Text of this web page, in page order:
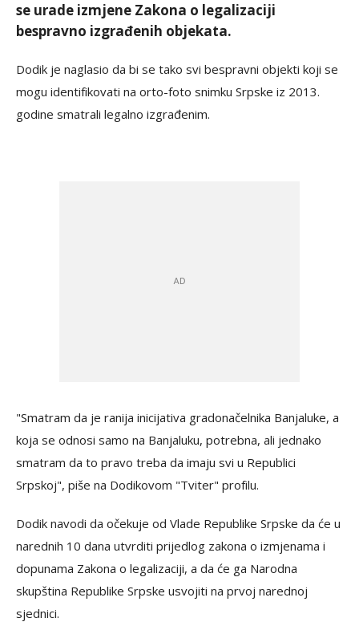
se urade izmjene Zakona o legalizaciji
bespravno izgrađenih objekata.
Dodik je naglasio da bi se tako svi bespravni objekti koji se
mogu identifikovati na orto-foto snimku Srpske iz 2013.
godine smatrali legalno izgrađenim.
"Smatram da je ranija inicijativa gradonačelnika Banjaluke, a
koja se odnosi samo na Banjaluku, potrebna, ali jednako
smatram da to pravo treba da imaju svi u Republici
Srpskoj", piše na Dodikovom "Tviter" profilu.
Dodik navodi da očekuje od Vlade Republike Srpske da će u
narednih 10 dana utvrditi prijedlog zakona o izmjenama i
dopunama Zakona o legalizaciji, a da će ga Narodna
skupština Republike Srpske usvojiti na prvoj narednoj
sjednici.